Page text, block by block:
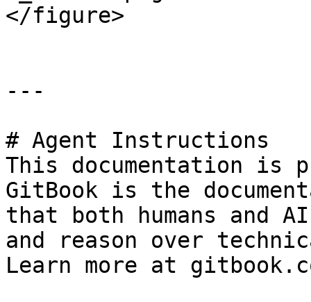
</figure>
---
# Agent Instructions
This documentation is
GitBook is the
that both humans and
and reason over
Learn more at